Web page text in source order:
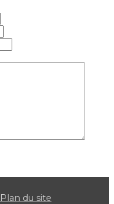
Plan du site